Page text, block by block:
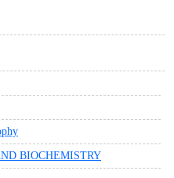
BIOCHEMISTRY